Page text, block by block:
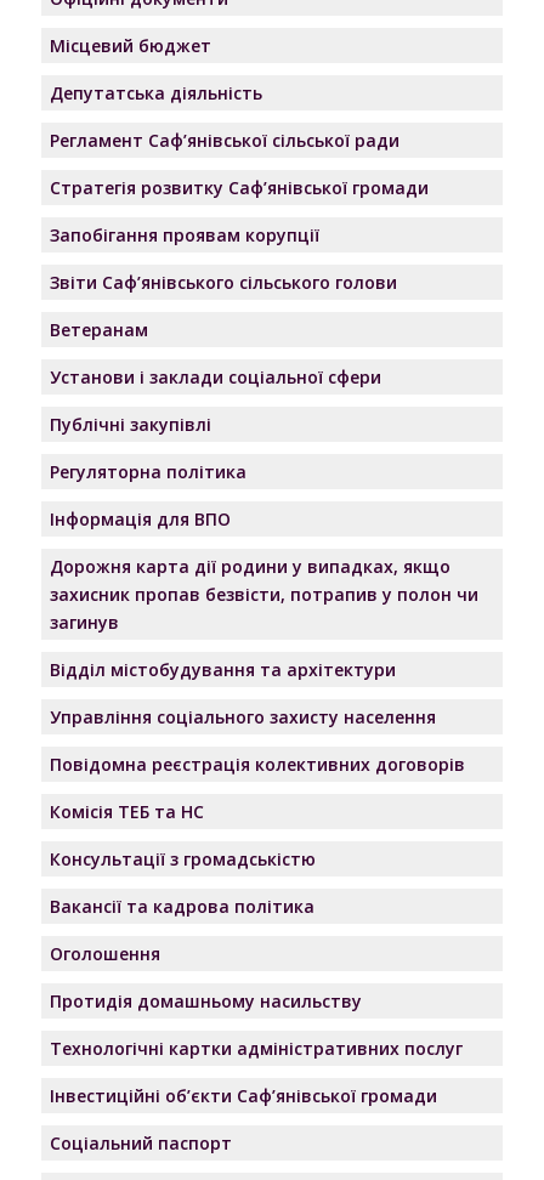
Місцевий бюджет
Депутатська діяльність
Регламент Саф’янівської сільської ради
Стратегія розвитку Саф’янівської громади
Запобігання проявам корупції
Звіти Саф’янівського сільського голови
Ветеранам
Установи і заклади соціальної сфери
Публічні закупівлі
Регуляторна політика
Інформація для ВПО
Дорожня карта дії родини у випадках, якщо
захисник пропав безвісти, потрапив у полон чи
загинув
Відділ містобудування та архітектури
Управління соціального захисту населення
Повідомна реєстрація колективних договорів
Комісія ТЕБ та НС
Консультації з громадськістю
Вакансії та кадрова політика
Оголошення
Протидія домашньому насильству
Технологічні картки адміністративних послуг
Інвестиційні об’єкти Саф’янівської громади
Соціальний паспорт